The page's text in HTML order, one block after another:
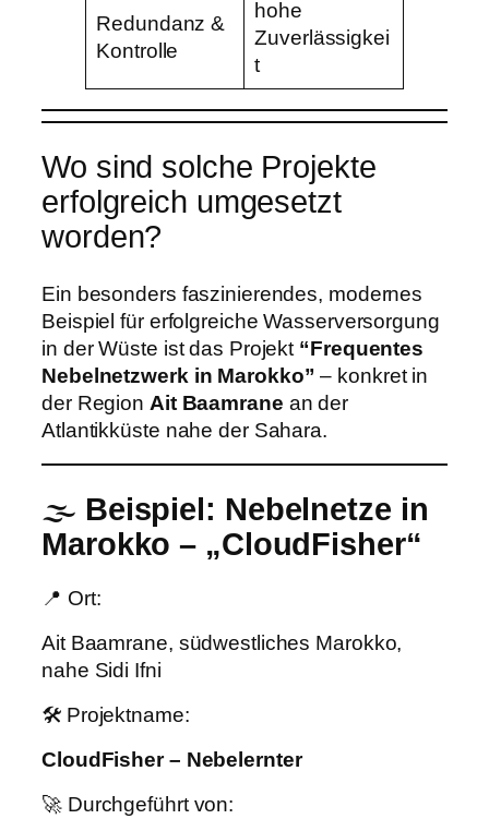
Redundanz &
Kontrolle
hohe
Zuverlässigkei
t
Wo sind solche Projekte
erfolgreich umgesetzt
worden?
Ein besonders faszinierendes, modernes
Beispiel für erfolgreiche Wasserversorgung
in der Wüste ist das Projekt “Frequentes
Nebelnetzwerk in Marokko” – konkret in
der Region Ait Baamrane an der
Atlantikküste nahe der Sahara.
🌫️ Beispiel: Nebelnetze in
Marokko – „CloudFisher“
📍 Ort:
Ait Baamrane, südwestliches Marokko,
nahe Sidi Ifni
🛠️ Projektname:
CloudFisher – Nebelernter
🚀 Durchgeführt von: